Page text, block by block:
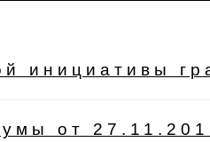
инициативы
от